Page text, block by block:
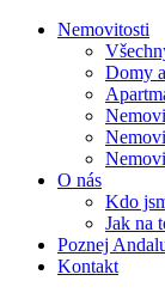
Nemovitosti
Domy
O nás
Kdo
Jak na
Poznej
Kontakt